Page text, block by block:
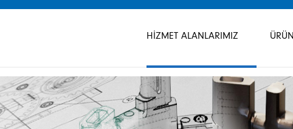
atla
HIZMET ALANLARIMIZ